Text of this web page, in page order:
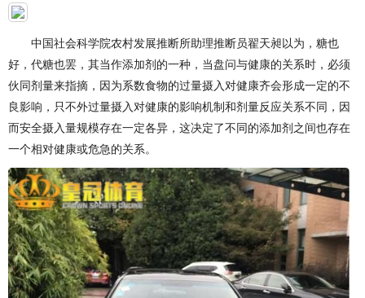
中国社会科学院农村发展推断所助理推断员翟天昶以为，糖也
好，代糖也罢，其当作添加剂的一种，当盘问与健康的关系时，必须
伙同剂量来指摘，因为系数食物的过量摄入对健康齐会形成一定的不
良影响，只不外过量摄入对健康的影响机制和剂量反应关系不同，因
而安全摄入量规模存在一定各异，这决定了不同的添加剂之间也存在
一个相对健康或危急的关系。